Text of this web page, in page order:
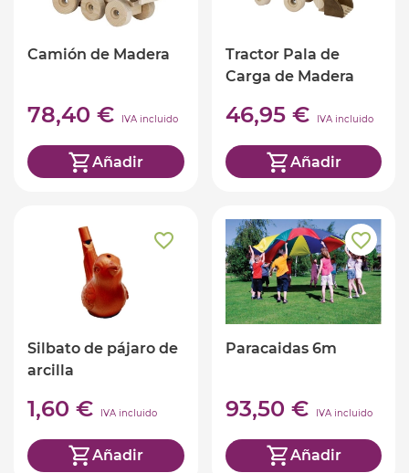
Camión de Madera
78,40 € IVA incluido
Añadir
Tractor Pala de
Carga de Madera
46,95 € IVA incluido
Añadir
Silbato de pájaro de
arcilla
1,60 € IVA incluido
Añadir
Paracaidas 6m
93,50 € IVA incluido
Añadir